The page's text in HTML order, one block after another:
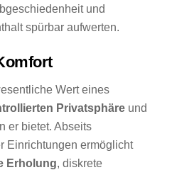
und
spürbar aufwerten.
Wert eines
Privatsphäre und
er bietet. Abseits
Einrichtungen ermöglicht
Erholung, diskrete